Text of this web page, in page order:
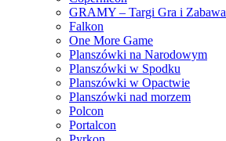
GRAMY – Targi Gra i Zabawa
Falkon
One More Game
Planszówki na Narodowym
Planszówki w Spodku
Planszówki w Opactwie
Planszówki nad morzem
Polcon
Portalcon